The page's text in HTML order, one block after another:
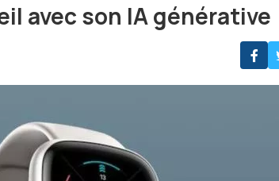
avec son IA générative